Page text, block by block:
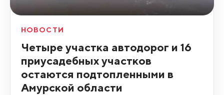
НОВОСТИ
Четыре участка автодорог и 16
приусадебных участков
остаются подтопленными в
Амурской области